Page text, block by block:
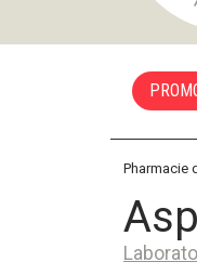
Pharmacie